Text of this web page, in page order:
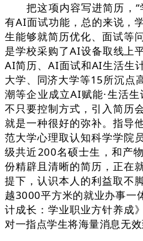
把这项内容写进简历，“
有AI面试功能，总的来说，
生能够就简历优化、面试等
是学校采购了AI设备取线上
AI简历、AI面试和AI生活生
大学、同济大学等15所沉点
潮等企业成立AI赋能·生活
不只要控制方式，引入简历
就是一种很好的弥补。指导
范大学心理取认知科学学院
级共近200名硕士生，和产
份精辟且清晰的简历，正在
提下，认识本人的利益取不
越3000平方米的就业办事一
计成长：学业职业方针养成
对一指点学生将海量消息无效